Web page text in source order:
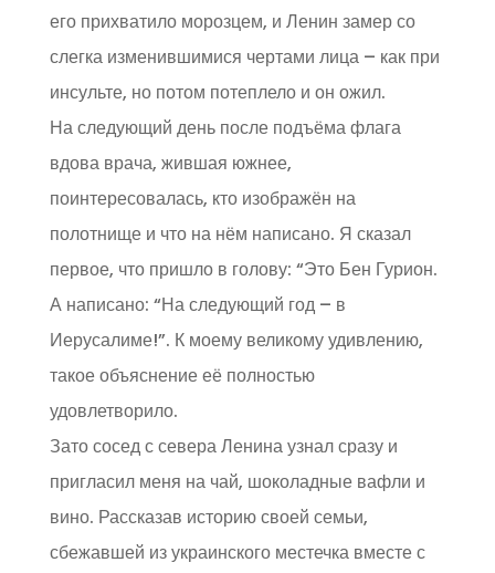
его прихватило морозцем, и Ленин замер со
слегка изменившимися чертами лица – как при
инсульте, но потом потеплело и он ожил.
На следующий день после подъёма флага
вдова врача, жившая южнее,
поинтересовалась, кто изображён на
полотнище и что на нём написано. Я сказал
первое, что пришло в голову: “Это Бен Гурион.
А написано: “На следующий год – в
Иерусалиме!”. К моему великому удивлению,
такое объяснение её полностью
удовлетворило.
Зато сосед с севера Ленина узнал сразу и
пригласил меня на чай, шоколадные вафли и
вино. Рассказав историю своей семьи,
сбежавшей из украинского местечка вместе с